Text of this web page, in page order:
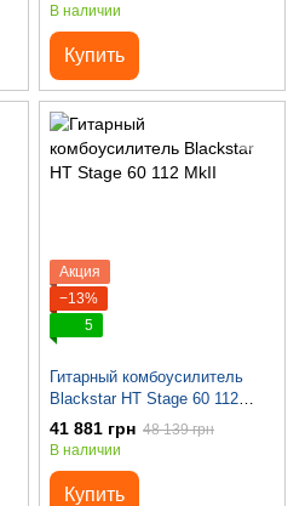
В наличии
Купить
Акция
−13%
5
Гитарный комбоусилитель
Blackstar HT Stage 60 112
MkII
41 881 грн 48 139 грн
В наличии
Купить